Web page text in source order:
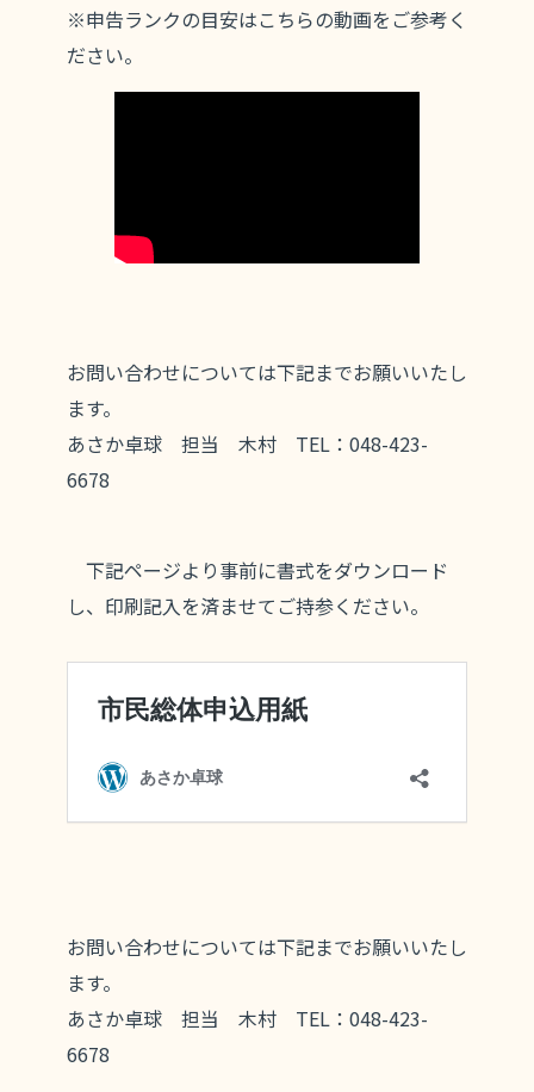
※申告ランクの目安はこちらの動画をご参考く
ださい。
お問い合わせについては下記までお願いいたし
ます。
あさか卓球 担当 木村 TEL：048-423-
6678
下記ページより事前に書式をダウンロード
し、印刷記入を済ませてご持参ください。
お問い合わせについては下記までお願いいたし
ます。
あさか卓球 担当 木村 TEL：048-423-
6678